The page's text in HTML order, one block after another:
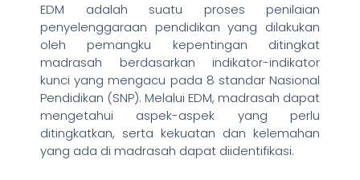
EDM adalah suatu proses penilaian
penyelenggaraan pendidikan yang dilakukan
oleh pemangku kepentingan ditingkat
madrasah berdasarkan indikator-indikator
kunci yang mengacu pada 8 standar Nasional
Pendidikan (SNP). Melalui EDM, madrasah dapat
mengetahui aspek-aspek yang perlu
ditingkatkan, serta kekuatan dan kelemahan
yang ada di madrasah dapat diidentifikasi.